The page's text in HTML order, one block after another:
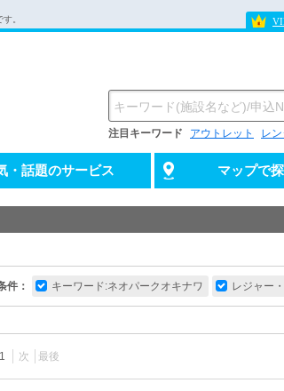
。
注目キーワード アウトレット レ
・話題のサービス マップで
件： キーワード:ネオパークオキナワ レジャー
1 次 最後